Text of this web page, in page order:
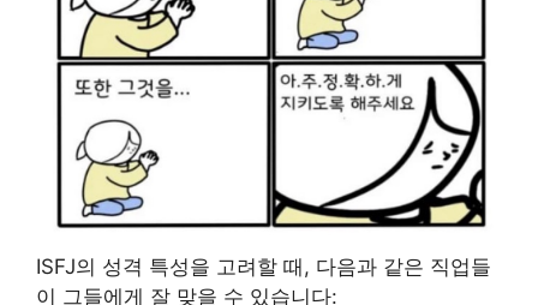
ISFJ의 성격 특성을 고려할 때, 다음과 같은 직업들
이 그들에게 잘 맞을 수 있습니다: